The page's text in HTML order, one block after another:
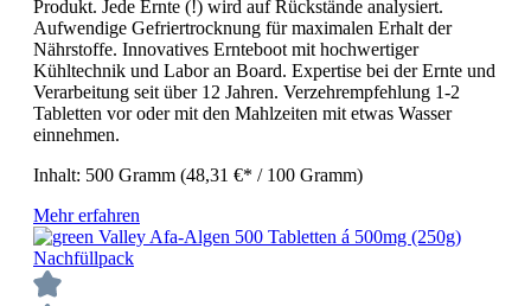
Produkt. Jede Ernte (!) wird auf Rückstände analysiert.
Aufwendige Gefriertrocknung für maximalen Erhalt der
Nährstoffe. Innovatives Ernteboot mit hochwertiger
Kühltechnik und Labor an Board. Expertise bei der Ernte und
Verarbeitung seit über 12 Jahren. Verzehrempfehlung 1-2
Tabletten vor oder mit den Mahlzeiten mit etwas Wasser
einnehmen.
Inhalt: 500 Gramm (48,31 €* / 100 Gramm)
Mehr erfahren